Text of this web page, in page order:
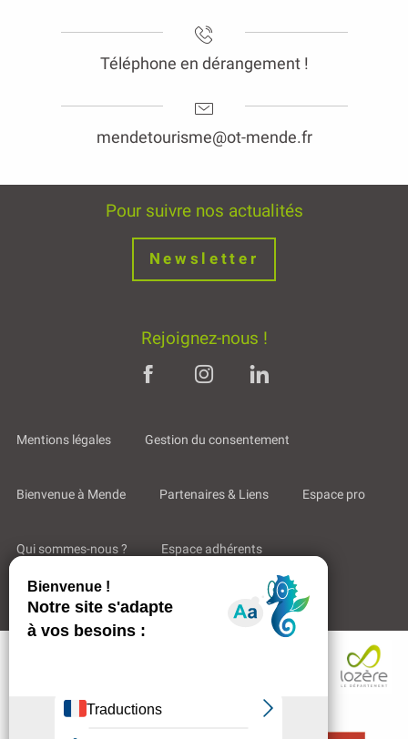
Prestations
Tarifs
par email
Téléphone en dérangement !
mendetourisme@ot-mende.fr
Pour suivre nos actualités
Newsletter
Rejoignez-nous !
Mentions légales Gestion du consentement
Bienvenue à Mende Partenaires & Liens Espace pro
Qui sommes-nous ? Espace adhérents
Aides & Accompagnements